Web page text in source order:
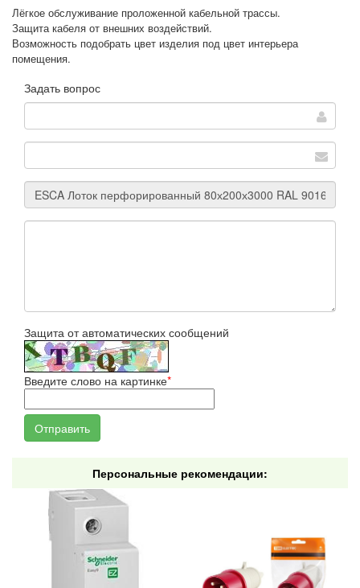
Лёгкое обслуживание проложенной кабельной трассы.
Защита кабеля от внешних воздействий.
Возможность подобрать цвет изделия под цвет интерьера
помещения.
Задать вопрос
Защита от автоматических сообщений
Введите слово на картинке*
Персональные рекомендации: